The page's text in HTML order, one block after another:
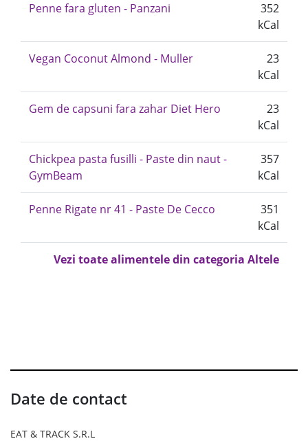
Penne fara gluten - Panzani
352
kCal
Vegan Coconut Almond - Muller
23
kCal
Gem de capsuni fara zahar Diet Hero
23
kCal
Chickpea pasta fusilli - Paste din naut -
GymBeam
357
kCal
Penne Rigate nr 41 - Paste De Cecco
351
kCal
Vezi toate alimentele din categoria Altele
Date de contact
EAT & TRACK S.R.L